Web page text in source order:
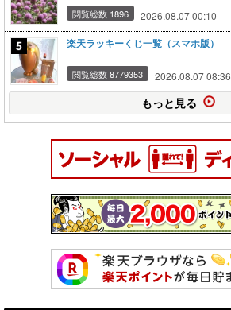
閲覧総数 1896 2026.08.07 00:10
楽天ラッキーくじ一覧（スマホ版）
閲覧総数 8779353 2026.08.07 08:36
もっと見る